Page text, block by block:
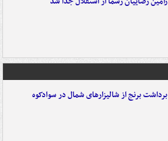
برداشت برنج از شالیزارهای شمال در سوادکوه